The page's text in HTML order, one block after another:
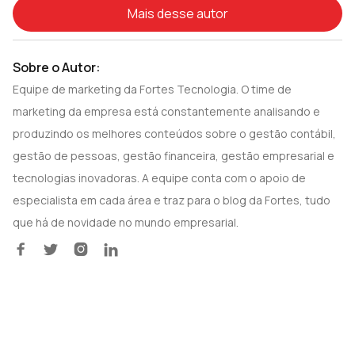
Mais desse autor
Sobre o Autor:
Equipe de marketing da Fortes Tecnologia. O time de
marketing da empresa está constantemente analisando e
produzindo os melhores conteúdos sobre o gestão contábil,
gestão de pessoas, gestão financeira, gestão empresarial e
tecnologias inovadoras. A equipe conta com o apoio de
especialista em cada área e traz para o blog da Fortes, tudo
que há de novidade no mundo empresarial.
   